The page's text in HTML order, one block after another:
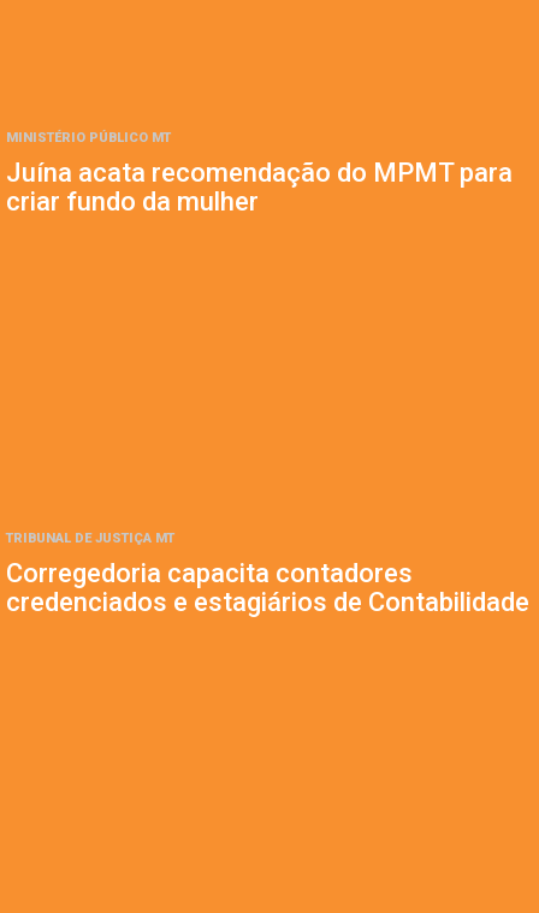
MINISTÉRIO PÚBLICO MT
Juína acata recomendação do MPMT para
criar fundo da mulher
TRIBUNAL DE JUSTIÇA MT
Corregedoria capacita contadores
credenciados e estagiários de Contabilidade